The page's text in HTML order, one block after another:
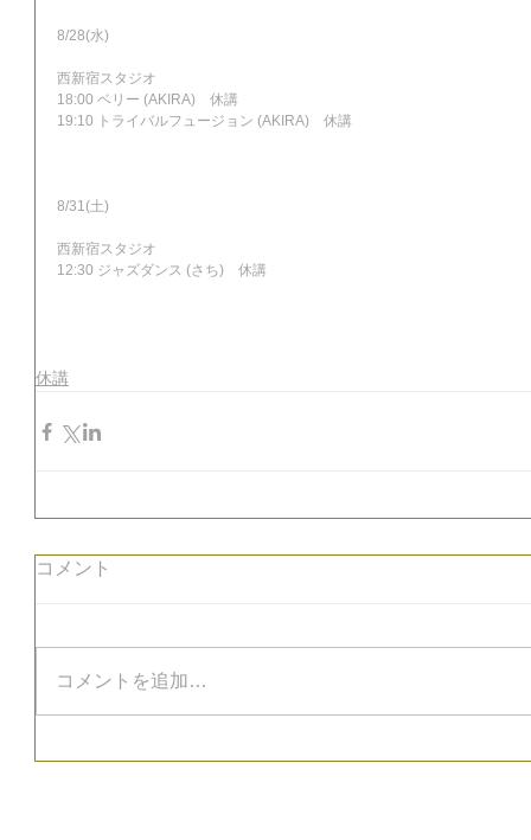
8/28(水)
西新宿スタジオ
18:00 ベリー (AKIRA)　休講
19:10 トライバルフュージョン (AKIRA)　休講
8/31(土)
西新宿スタジオ
12:30 ジャズダンス (さち)　休講
休講
コメント
コメントを追加…